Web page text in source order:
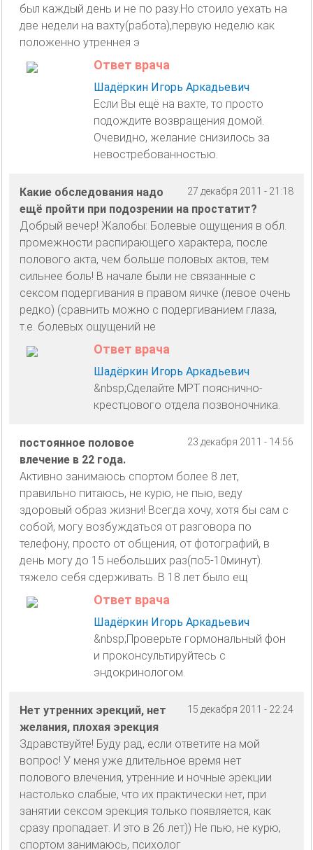
был каждый день и не по разу.Но стоило уехать на
две недели на вахту(работа),первую неделю как
положенно утреннея э
Ответ врача
Шадёркин Игорь Аркадьевич
Если Вы ещё на вахте, то просто
подождите возвращения домой.
Очевидно, желание снизилось за
невостребованностью.
27 декабря 2011 - 21:18
Какие обследования надо
ещё пройти при подозрении на простатит?
Добрый вечер! Жалобы: Болевые ощущения в обл.
промежности распирающего характера, после
полового акта, чем больше половых актов, тем
сильнее боль! В начале были не связанные с
сексом подергивания в правом яичке (левое очень
редко) (сравнить можно с подергиванием глаза,
т.е. болевых ощущений не
Ответ врача
Шадёркин Игорь Аркадьевич
&nbsp;Сделайте МРТ пояснично-
крестцового отдела позвоночника.
23 декабря 2011 - 14:56
постоянное половое
влечение в 22 года.
Активно занимаюсь спортом более 8 лет,
правильно питаюсь, не курю, не пью, веду
здоровый образ жизни! Всегда хочу, хотя бы сам с
собой, могу возбуждаться от разговора по
телефону, просто от общения, от фотографий, в
день могу до 15 небольших раз(по5-10минут).
тяжело себя сдерживать. В 18 лет было ещ
Ответ врача
Шадёркин Игорь Аркадьевич
&nbsp;Проверьте гормональный фон
и проконсультируйтесь с
эндокринологом.
15 декабря 2011 - 22:24
Нет утренних эрекций, нет
желания, плохая эрекция
Здравствуйте! Буду рад, если ответите на мой
вопрос! У меня уже длительное время нет
полового влечения, утренние и ночные эрекции
настолько слабые, что их практически нет, при
занятии сексом эрекция только появляется, как
сразу пропадает. И это в 26 лет)) Не пью, не курю,
спортом занимаюсь, психолог